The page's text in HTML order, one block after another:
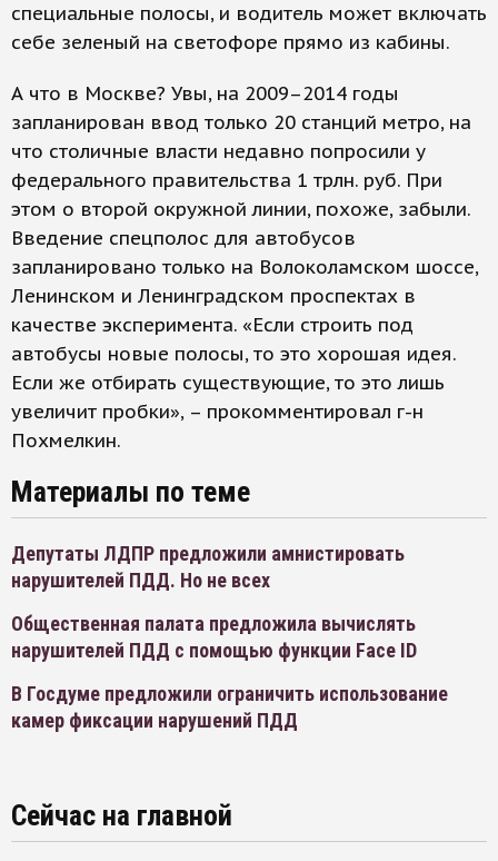
специальные полосы, и водитель может включать
себе зеленый на светофоре прямо из кабины.
А что в Москве? Увы, на 2009–2014 годы
запланирован ввод только 20 станций метро, на
что столичные власти недавно попросили у
федерального правительства 1 трлн. руб. При
этом о второй окружной линии, похоже, забыли.
Введение спецполос для автобусов
запланировано только на Волоколамском шоссе,
Ленинском и Ленинградском проспектах в
качестве эксперимента. «Если строить под
автобусы новые полосы, то это хорошая идея.
Если же отбирать существующие, то это лишь
увеличит пробки», – прокомментировал г-н
Похмелкин.
Материалы по теме
Депутаты ЛДПР предложили амнистировать
нарушителей ПДД. Но не всех
Общественная палата предложила вычислять
нарушителей ПДД с помощью функции Face ID
В Госдуме предложили ограничить использование
камер фиксации нарушений ПДД
Сейчас на главной